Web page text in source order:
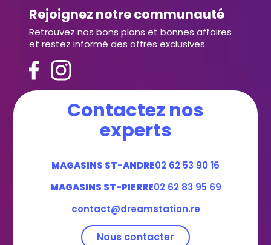
Rejoignez notre communauté
Retrouvez nos bons plans et bonnes affaires
et restez informé des offres exclusives.
Contactez nos
experts
MAGASINS ST-ANDRE02 62 53 90 16
MAGASINS ST-PIERRE02 62 83 95 69
contact@dreamstation.re
Nous contacter